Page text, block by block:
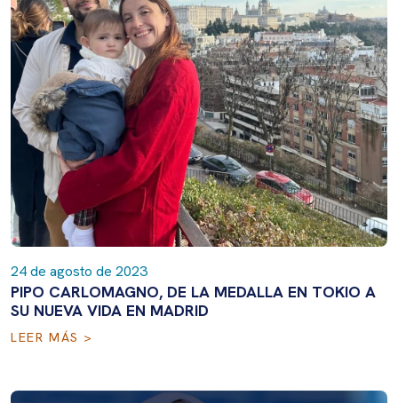
24 de agosto de 2023
PIPO CARLOMAGNO, DE LA MEDALLA EN TOKIO A
SU NUEVA VIDA EN MADRID
LEER MÁS >